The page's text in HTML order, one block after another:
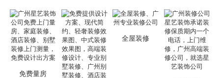
免费量房
全屋装修